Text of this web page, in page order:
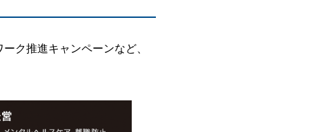
ク推進キャンペーンなど、